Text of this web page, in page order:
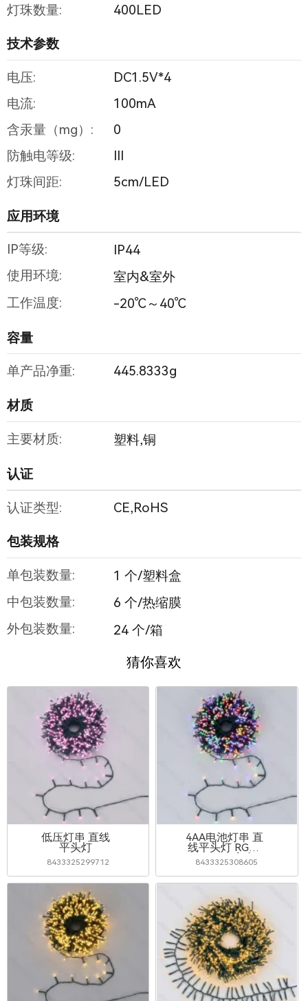
灯珠数量:
400LED
技术参数
电压:
DC1.5V*4
电流:
100mA
含汞量（mg）:
0
防触电等级:
III
灯珠间距:
5cm/LED
应用环境
IP等级:
IP44
使用环境:
室内&室外
工作温度:
-20℃～40℃
容量
单产品净重: 445.8333g
材质
主要材质: 塑料,铜
认证
认证类型: CE,RoHS
包装规格
单包装数量:
1 个/塑料盒
中包装数量:
6 个/热缩膜
外包装数量:
24 个/箱
猜你喜欢
低压灯串 直线
平头灯
8433325299712
4AA电池灯串 直
线平头灯 RGBY
20m IP44室内&
室外
8433325308605